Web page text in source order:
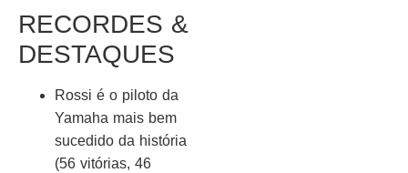
RECORDES &
DESTAQUES
Rossi é o piloto da
Yamaha mais bem
sucedido da história
(56 vitórias, 46